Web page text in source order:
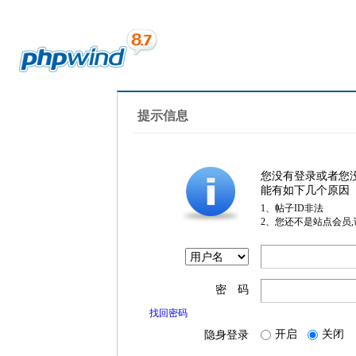
提示信息
您没有登录或者您
能有如下几个原因
1、帖子ID非法
2、您还不是站点会员
密 码
找回密码
隐身登录 开启 关闭